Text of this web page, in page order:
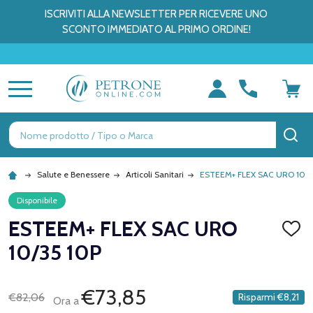
ISCRIVITI ALLA NEWSLETTER PER RICEVERE UNO
SCONTO IMMEDIATO AL PRIMO ORDINE!
Ricerca
Salute e Benessere Articoli Sanitari ESTEEM+ FLEX SAC URO 10/
Disponibile
ESTEEM+ FLEX SAC URO
10/35 10P
€82,06
Ora a€73,85 Risparmi €8,21